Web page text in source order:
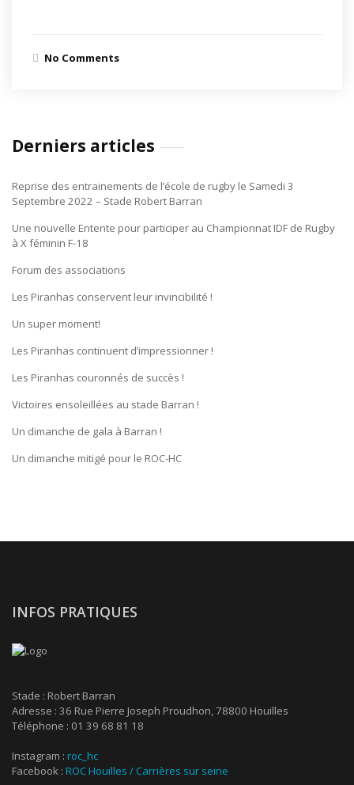
No Comments
Derniers articles
Reprise des entrainements de l’école de rugby le Samedi 3
Septembre 2022 – Stade Robert Barran
Une nouvelle Entente pour participer au Championnat IDF de Rugby
à X féminin F-18
Forum des associations
Les Piranhas conservent leur invincibilité !
Un super moment!
Les Piranhas continuent d’impressionner !
Les Piranhas couronnés de succès !
Victoires ensoleillées au stade Barran !
Un dimanche de gala à Barran !
Un dimanche mitigé pour le ROC-HC
INFOS PRATIQUES
Stade : Robert Barran
Adresse : 36 Rue Pierre Joseph Proudhon, 78800 Houilles
Téléphone : 01 39 68 81 18
Instagram : roc_hc
Facebook : ROC Houilles / Carrières sur seine